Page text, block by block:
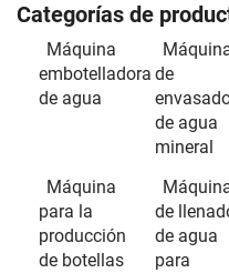
Categorías de
Máquina
embotelladora
de agua
de
de agua
mineral
Máquina
para la
producción
de botellas
de
de agua
para